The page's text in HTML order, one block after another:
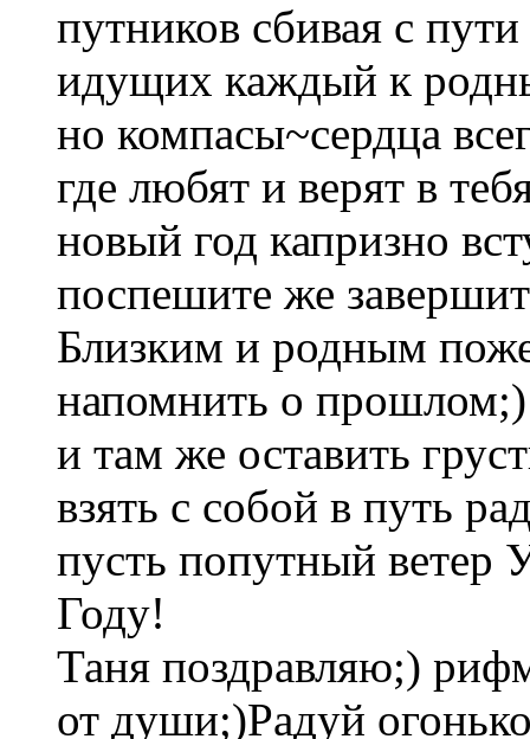
путников сбивая с пути
идущих каждый к
но компасы~сердца
где любят и верят в
новый год капризно
поспешите же
Близким и родным
напомнить о прошлом;)
и там же оставить
взять с собой в путь
пусть попутный ветер
Году!
Таня поздравляю;)
от души;)Радуй